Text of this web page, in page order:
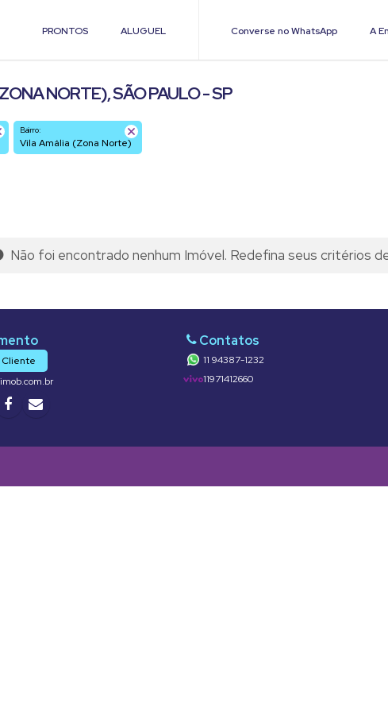
Converse no WhatsApp A
ALUGUEL
PRONTOS
NORTE), SÃO PAULO - SP
Bairro:
Vila Amália (Zona Norte)
Não foi encontrado nenhum Imóvel. Redefina seus critérios
11 94387-1232
11971412660